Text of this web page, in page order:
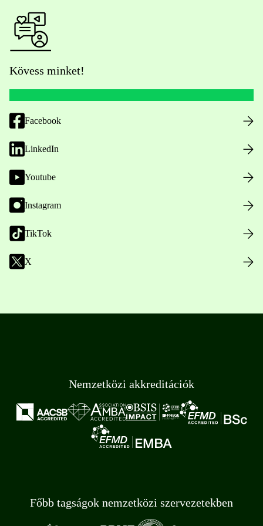
Kövess minket!
Facebook
LinkedIn
Youtube
Instagram
TikTok
X
Nemzetközi akkreditációk
Főbb tagságok nemzetközi szervezetekben